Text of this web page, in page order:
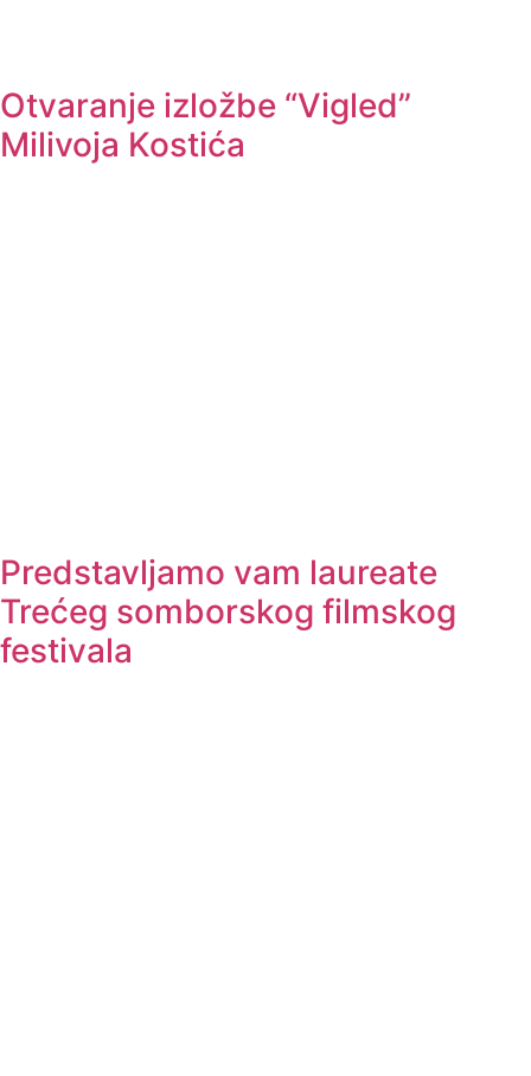
Otvaranje izložbe “Vigled”
Milivoja Kostića
Predstavljamo vam laureate
Trećeg somborskog filmskog
festivala